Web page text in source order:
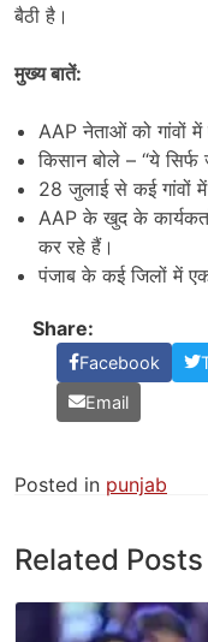
बैठी है।
मुख्य बातें:
AAP नेताओं को गांवों में
किसान बोले – “ये
28 जुलाई से कई गांवों में
AAP के खुद के
कर रहे हैं।
पंजाब के कई जिलों में
Share:
Facebook
Email
Posted in punjab
Related Posts